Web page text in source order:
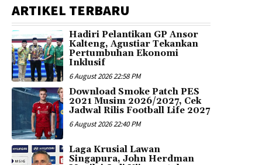
ARTIKEL TERBARU
Hadiri Pelantikan GP Ansor
Kalteng, Agustiar Tekankan
Pertumbuhan Ekonomi
Inklusif
6 August 2026 22:58 PM
Download Smoke Patch PES
2021 Musim 2026/2027, Cek
Jadwal Rilis Football Life 2027
6 August 2026 22:40 PM
Laga Krusial Lawan
Singapura, John Herdman